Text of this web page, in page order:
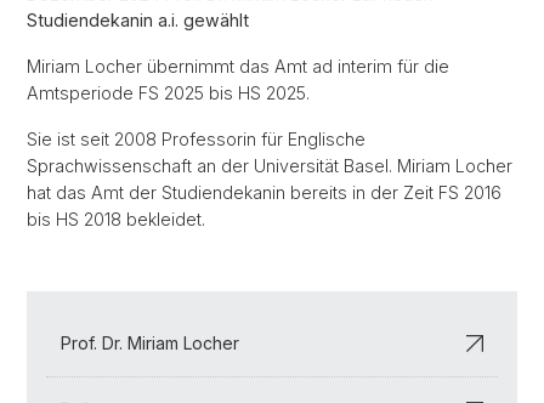
Studiendekanin a.i. gewählt
Miriam Locher übernimmt das Amt ad interim für die
Amtsperiode FS 2025 bis HS 2025.
Sie ist seit 2008 Professorin für Englische
Sprachwissenschaft an der Universität Basel. Miriam Locher
hat das Amt der Studiendekanin bereits in der Zeit FS 2016
bis HS 2018 bekleidet.
Prof. Dr. Miriam Locher